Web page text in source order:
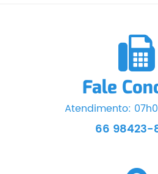
Fale
Atendimento:
66 98423-